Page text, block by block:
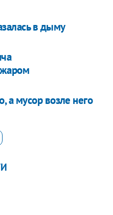
в дыму
а мусор возле него